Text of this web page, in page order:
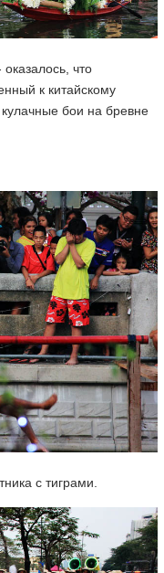
что
к китайскому
бои на бревне
с тиграми.